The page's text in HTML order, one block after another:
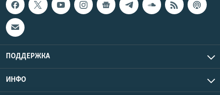
ПОДДЕРЖКА
ИНФО